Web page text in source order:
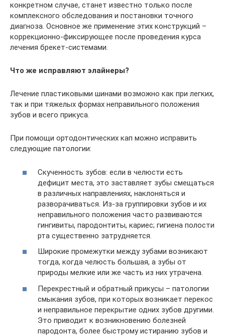
конкретном случае, станет известно только после
комплексного обследования и постановки точного
диагноза. Основное же применение этих конструкций –
коррекционно-фиксирующее после проведения курса
лечения брекет-системами.
Что же исправляют элайнеры?
Лечение пластиковыми шинами возможно как при легких,
так и при тяжелых формах неправильного положения
зубов и всего прикуса.
При помощи ортодонтических кап можно исправить
следующие патологии:
Скученность зубов: если в челюсти есть
дефицит места, это заставляет зубы смещаться
в различных направлениях, наклоняться и
разворачиваться. Из-за группировки зубов и их
неправильного положения часто развиваются
гингивиты, пародонтиты, кариес; гигиена полости
рта существенно затрудняется.
Широкие промежутки между зубами возникают
тогда, когда челюсть большая, а зубы от
природы мелкие или же часть из них утрачена.
Перекрестный и обратный прикусы – патологии
смыкания зубов, при которых возникает перекос
и неправильное перекрытие одних зубов другими.
Это приводит к возникновению болезней
пародонта, более быстрому истиранию зубов и